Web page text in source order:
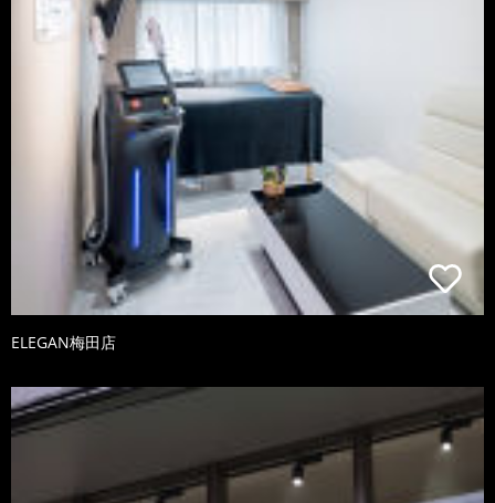
ELEGAN梅田店